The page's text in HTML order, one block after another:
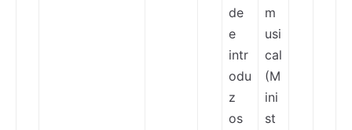
de
e
intr
odu
z
os
m
usi
cal
(M
ini
st